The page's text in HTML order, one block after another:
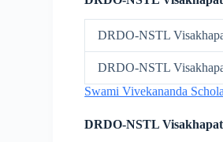
DRDO-NSTL
DRDO-NSTL
Swami Vivekananda
DRDO-NSTL